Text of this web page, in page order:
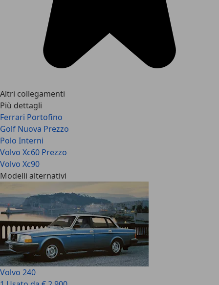
Altri collegamenti
Più dettagli
Ferrari Portofino
Golf Nuova Prezzo
Polo Interni
Volvo Xc60 Prezzo
Volvo Xc90
Modelli alternativi
Volvo 240